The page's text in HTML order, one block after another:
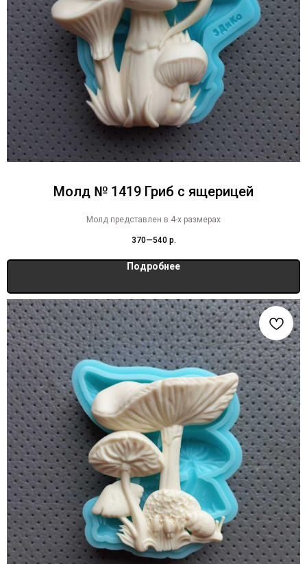
Молд № 1419 Гриб с ящерицей
Молд представлен в 4-х размерах
370—540 р.
Подробнее